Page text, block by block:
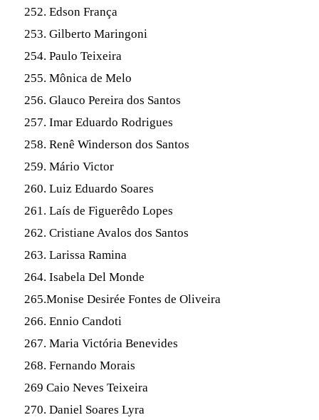
252. Edson França
253. Gilberto Maringoni
254. Paulo Teixeira
255. Mônica de Melo
256. Glauco Pereira dos Santos
257. Imar Eduardo Rodrigues
258. Renê Winderson dos Santos
259. Mário Victor
260. Luiz Eduardo Soares
261. Laís de Figuerêdo Lopes
262. Cristiane Avalos dos Santos
263. Larissa Ramina
264. Isabela Del Monde
265.Monise Desirée Fontes de Oliveira
266. Ennio Candoti
267. Maria Victória Benevides
268. Fernando Morais
269 Caio Neves Teixeira
270. Daniel Soares Lyra